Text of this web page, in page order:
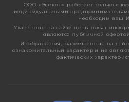
ООО «Элекон» работает только с
индивидуальными
необходим ваш
Указанные на сайте цены носят
являются публичной
Изображения, размещенные на
ознакомительный характер и не
фактических